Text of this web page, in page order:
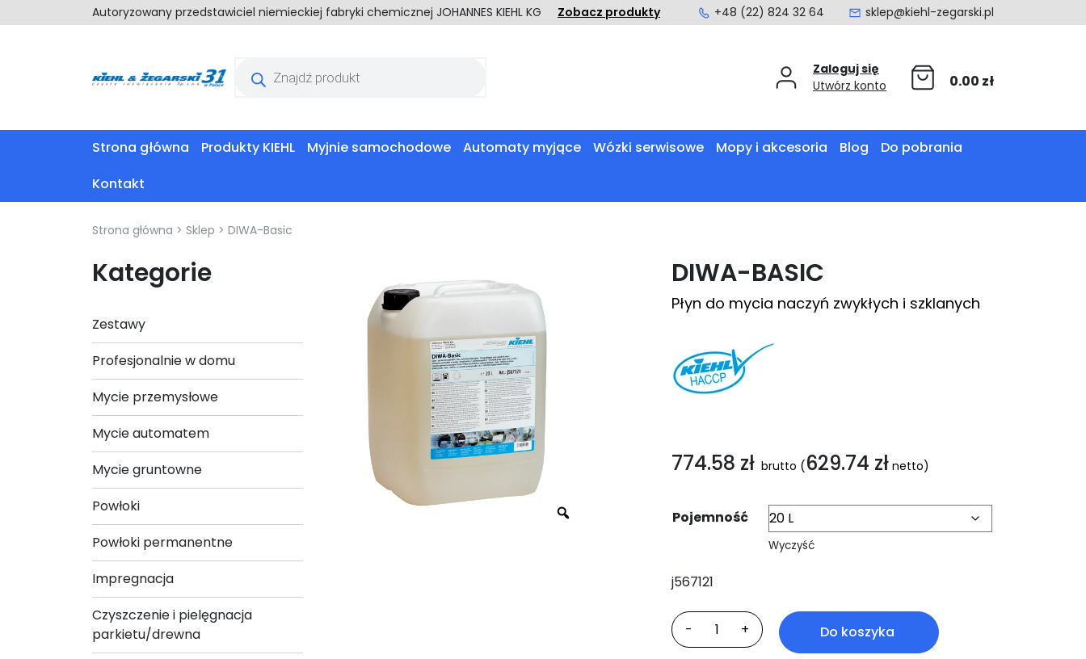
Autoryzowany przedstawiciel niemieckiej fabryki chemicznej JOHANNES KIEHL KG Zobacz produkty +48 (22) 824 32 64 sklep@kiehl-zegarski.pl
produktów
Zaloguj się
Utwórz konto
0.00 zł
Strona główna Produkty KIEHL Myjnie samochodowe Automaty myjące Wózki serwisowe Mopy i akcesoria Blog
Do pobrania
Kontakt
Strona główna > Sklep > DIWA-Basic
Kategorie
Zestawy
Profesjonalnie w domu
Mycie przemysłowe
Mycie automatem
Mycie gruntowne
Powłoki
Powłoki permanentne
Impregnacja
Czyszczenie i pielęgnacja
parkietu/drewna
DIWA-BASIC
Płyn do mycia naczyń zwykłych i szklanych
774.58 zł brutto (629.74 zł netto)
Pojemność
Wyczyść
j567121
-
ilość
DIWA-
+ Do koszyka